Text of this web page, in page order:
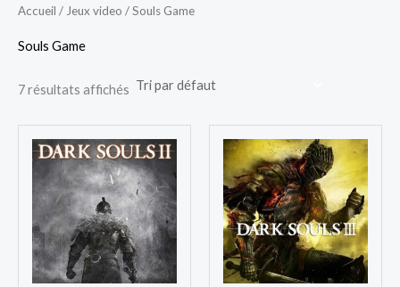
Accueil /Jeux video / Souls Game
Souls Game
7 résultats affichés